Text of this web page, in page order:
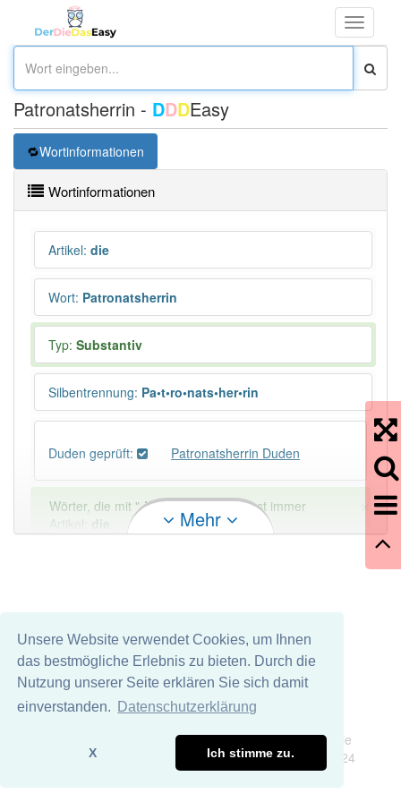
Unsere Website verwendet Cookies, um Ihnen
das bestmögliche Erlebnis zu bieten. Durch die
Nutzung unserer Seite erklären Sie sich damit
einverstanden.
Datenschutzerklärung
X Ich stimme zu.
Toggle
Patronatsherrin - DDDEasy
Wortinformationen
Wortinformationen
Artikel: die
Wort: Patronatsherrin
Typ: Substantiv
Silbentrennung: Pa•t•ro•nats•her•rin
Duden geprüft: Patronatsherrin Duden
Wörter, die mit "-in" enden, haben fast immer
Artikel:
die
DAS:918Ausnahmen Beispiele
PowerIndex:2
Häufigkeit: 2 von 10
Mehr
Wir übernehmen keine Garantie und keine Haftung für die
Richtigkeit und Vollständigkeit dieser Seite. DDDEasy 2024